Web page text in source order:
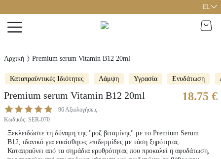
EL
Αρχική Premium serum Vitamin B12 20ml
Καταπραϋντικές Ιδιότητες Λάμψη Υγρασία Ενυδάτωση
Premium serum Vitamin B12 20ml
96Αξιολογήσεις
Κωδικός: SER-070
18.75 €
Ξεκλειδώστε τη δύναμη της ''ροζ βιταμίνης'' με το Premium Serum
B12, ιδανικό για ευαίσθητες επιδερμίδες με τάση ξηρότητας.
Καταπραΰνει από τα σημάδια ερυθρότητας που προκαλεί η αφυδάτωση,